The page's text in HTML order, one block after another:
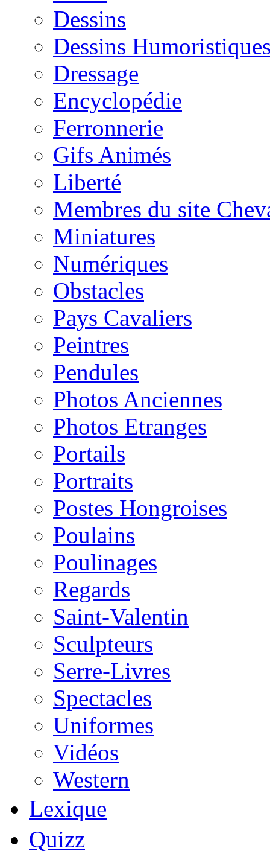
Dessins
Dessins
Dressage
Encyclopédie
Ferronnerie
Gifs Animés
Liberté
Membres du site
Miniatures
Numériques
Obstacles
Pays Cavaliers
Peintres
Pendules
Photos Anciennes
Photos Etranges
Portails
Portraits
Postes Hongroises
Poulains
Poulinages
Regards
Saint-Valentin
Sculpteurs
Serre-Livres
Spectacles
Uniformes
Vidéos
Western
Lexique
Quizz